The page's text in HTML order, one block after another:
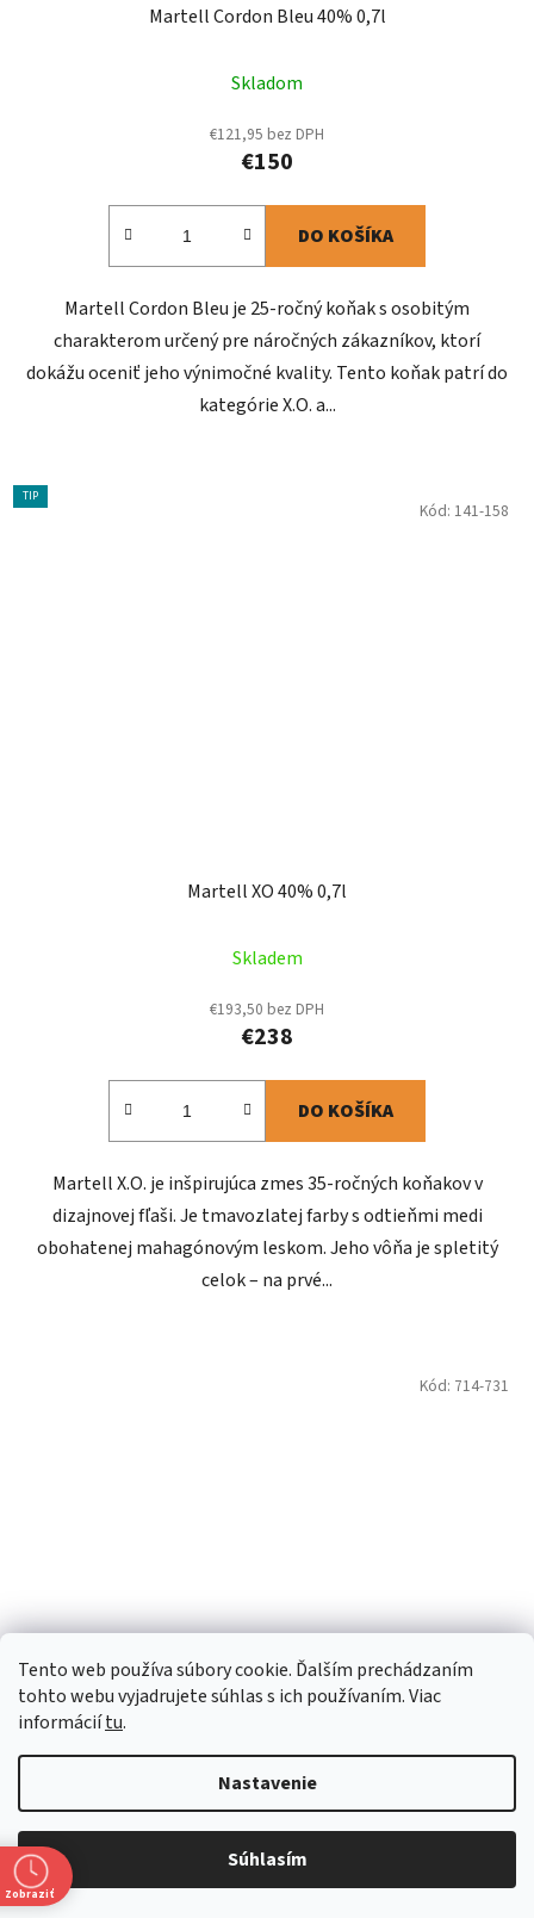
Tento web používa súbory cookie. Ďalším prechádzaním
tohto webu vyjadrujete súhlas s ich používaním. Viac
informáciítu.
Nastavenie
Súhlasím
Martell Cordon Bleu 40% 0,7l
Skladom
€121,95 bez DPH
€150
DO KOŠÍKA
Martell Cordon Bleu je 25-ročný koňak s osobitým
charakterom určený pre náročných zákazníkov, ktorí
dokážu oceniť jeho výnimočné kvality. Tento koňak patrí do
kategórie X.O. a...
TIP
Martell XO 40% 0,7l
Skladem
€193,50 bez DPH
€238
DO KOŠÍKA
Martell X.O. je inšpirujúca zmes 35-ročných koňakov v
dizajnovej fľaši. Je tmavozlatej farby s odtieňmi medi
obohatenej mahagónovým leskom. Jeho vôňa je spletitý
celok – na prvé...
Kód: 141-158
Momentálne nedostupné
€40,24 bez DPH
Kód: 714-731
Zobraziť